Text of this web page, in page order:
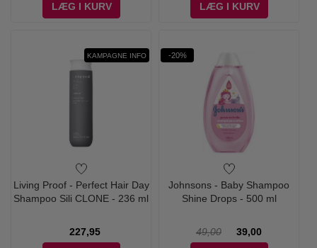
LÆG I KURV
LÆG I KURV
KAMPAGNE INFO
Living Proof - Perfect Hair Day
Shampoo Sili CLONE - 236 ml
227,95
-20%
Johnsons - Baby Shampoo
Shine Drops - 500 ml
49,00
39,00